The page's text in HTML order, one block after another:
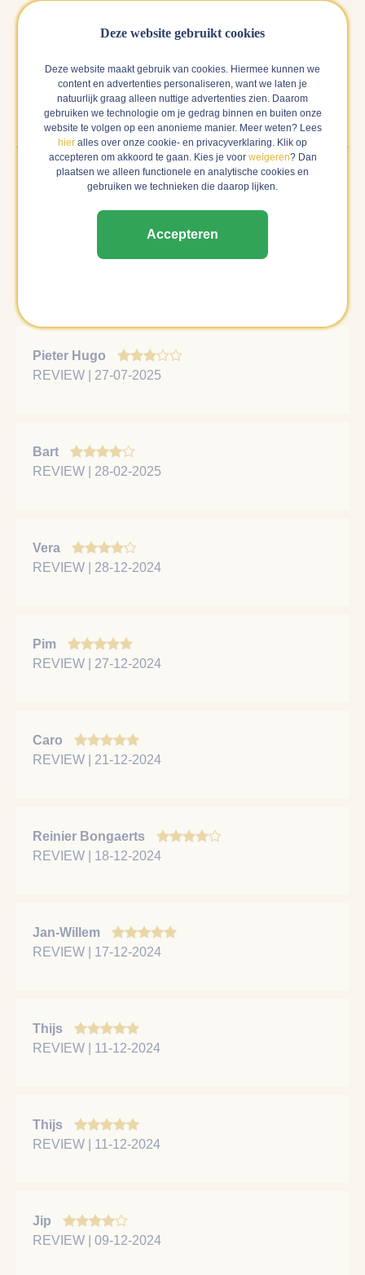
tweeling Federica en Mirko ook een halve hectare op
deze ondergrond weten te bemachtigen. De wijngaarden
ondergrond dan de omliggende wijngaarden. Hierdoor
zijn de wijnen lichter en eleganter.
Reviews van anderen
zeker weten dat een review gedaan is door een verfied
buyer, dan laten wij deze als eerste zien en zwaarder
Pieter Hugo
REVIEW | 27-07-2025
Bart
REVIEW | 28-02-2025
Vera
REVIEW | 28-12-2024
Pim
REVIEW | 27-12-2024
Caro
REVIEW | 21-12-2024
Reinier Bongaerts
REVIEW | 18-12-2024
Jan-Willem
REVIEW | 17-12-2024
Thijs
REVIEW | 11-12-2024
Thijs
REVIEW | 11-12-2024
Jip
REVIEW | 09-12-2024
Deze website gebruikt cookies
Deze website maakt gebruik van cookies. Hiermee kunnen we
content en advertenties personaliseren, want we laten je
natuurlijk graag alleen nuttige advertenties zien. Daarom
gebruiken we technologie om je gedrag binnen en buiten onze
website te volgen op een anonieme manier. Meer weten? Lees
hier alles over onze cookie- en privacyverklaring. Klik op
accepteren om akkoord te gaan. Kies je voor weigeren? Dan
plaatsen we alleen functionele en analytische cookies en
gebruiken we technieken die daarop lijken.
Accepteren